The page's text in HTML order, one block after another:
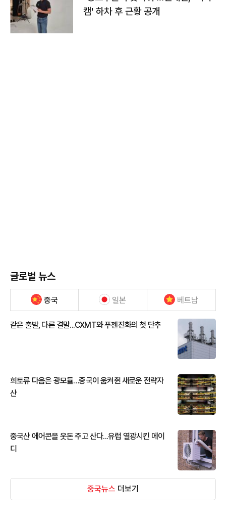
캠' 하차 후 근황 공개
글로벌 뉴스
중국 일본 베트남
같은 출발, 다른 결말...CXMT와 푸젠진화의 첫 단추
희토류 다음은 광모듈…중국이 움켜쥔 새로운 전략자
산
중국산 에어콘을 웃돈 주고 산다...유럽 열광시킨 메이
디
중국뉴스 더보기